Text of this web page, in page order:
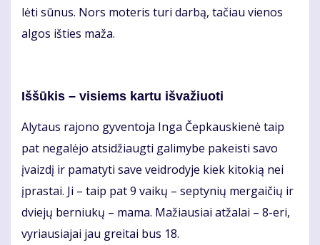
lė­ti sū­nus. Nors mo­te­ris tu­ri dar­bą, ta­čiau vie­nos
al­gos iš­ties ma­ža.
Iš­šū­kis – vi­siems kar­tu iš­va­žiuo­ti
Aly­taus ra­jo­no gy­ven­to­ja In­ga Čep­kaus­kie­nė taip
pat ne­ga­lė­jo at­si­džiaug­ti ga­li­my­be pa­keis­ti sa­vo
įvaiz­dį ir pa­ma­ty­ti sa­ve veid­ro­dy­je kiek ki­to­kią nei
įpras­tai. Ji – taip pat 9 vai­kų – sep­ty­nių mer­gai­čių ir
dvie­jų ber­niu­kų – ma­ma. Ma­žiau­siai at­ža­lai – 8-eri,
vy­riau­sia­jai jau grei­tai bus 18.